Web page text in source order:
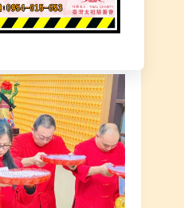
天赦日代表開啟好運
改運的朋友千萬不要